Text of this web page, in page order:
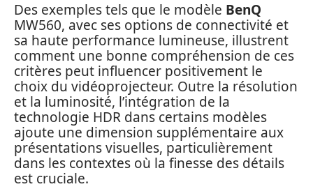
Des exemples tels que le modèle BenQ
MW560, avec ses options de connectivité et
sa haute performance lumineuse, illustrent
comment une bonne compréhension de ces
critères peut influencer positivement le
choix du vidéoprojecteur. Outre la résolution
et la luminosité, l’intégration de la
technologie HDR dans certains modèles
ajoute une dimension supplémentaire aux
présentations visuelles, particulièrement
dans les contextes où la finesse des détails
est cruciale.